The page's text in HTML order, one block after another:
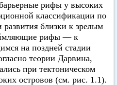
рифы у высоких
классификации по
развития близки к зрелым
рифы — к
на поздней стадии
теории Дарвина,
при тектоническом
островов (см. рис. 1.1).